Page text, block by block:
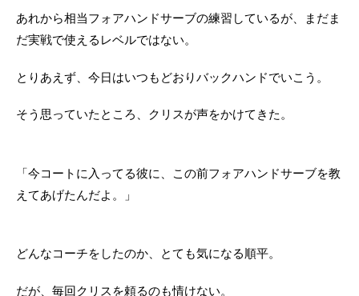
あれから相当フォアハンドサーブの練習しているが、まだま
だ実戦で使えるレベルではない。
とりあえず、今日はいつもどおりバックハンドでいこう。
そう思っていたところ、クリスが声をかけてきた。
「今コートに入ってる彼に、この前フォアハンドサーブを教
えてあげたんだよ。」
どんなコーチをしたのか、とても気になる順平。
だが、毎回クリスを頼るのも情けない。